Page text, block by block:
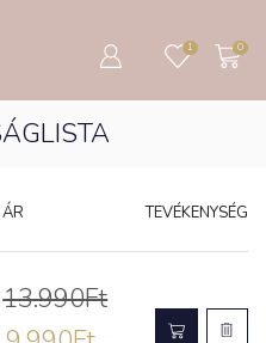
1 0
ÁR TEVÉKENYSÉG
13.990Ft